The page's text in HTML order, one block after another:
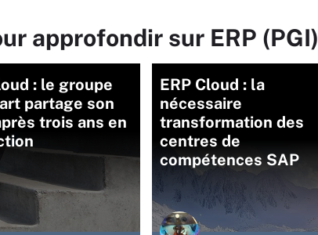
approfondir sur ERP (PGI)
: le groupe
partage son
trois ans en
ERP Cloud : la
nécessaire
transformation des
centres de
compétences SAP